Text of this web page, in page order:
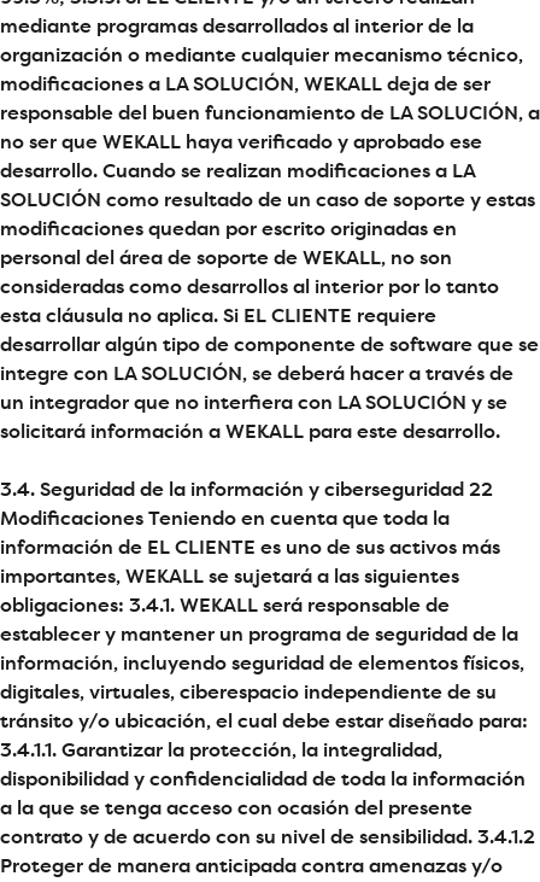
mediante programas desarrollados al interior de la
organización o mediante cualquier mecanismo técnico,
modificaciones a LA SOLUCIÓN, WEKALL deja de ser
responsable del buen funcionamiento de LA SOLUCIÓN, a
no ser que WEKALL haya verificado y aprobado ese
desarrollo. Cuando se realizan modificaciones a LA
SOLUCIÓN como resultado de un caso de soporte y estas
modificaciones quedan por escrito originadas en
personal del área de soporte de WEKALL, no son
consideradas como desarrollos al interior por lo tanto
esta cláusula no aplica. Si EL CLIENTE requiere
desarrollar algún tipo de componente de software que se
integre con LA SOLUCIÓN, se deberá hacer a través de
un integrador que no interfiera con LA SOLUCIÓN y se
solicitará información a WEKALL para este desarrollo.
3.4. Seguridad de la información y ciberseguridad 22
Modificaciones Teniendo en cuenta que toda la
información de EL CLIENTE es uno de sus activos más
importantes, WEKALL se sujetará a las siguientes
obligaciones: 3.4.1. WEKALL será responsable de
establecer y mantener un programa de seguridad de la
información, incluyendo seguridad de elementos físicos,
digitales, virtuales, ciberespacio independiente de su
tránsito y/o ubicación, el cual debe estar diseñado para:
3.4.1.1. Garantizar la protección, la integralidad,
disponibilidad y confidencialidad de toda la información
a la que se tenga acceso con ocasión del presente
contrato y de acuerdo con su nivel de sensibilidad. 3.4.1.2
Proteger de manera anticipada contra amenazas y/o